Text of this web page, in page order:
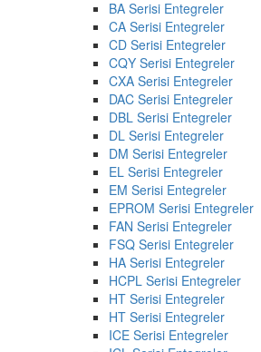
BA Serisi Entegreler
CA Serisi Entegreler
CD Serisi Entegreler
CQY Serisi Entegreler
CXA Serisi Entegreler
DAC Serisi Entegreler
DBL Serisi Entegreler
DL Serisi Entegreler
DM Serisi Entegreler
EL Serisi Entegreler
EM Serisi Entegreler
EPROM Serisi Entegreler
FAN Serisi Entegreler
FSQ Serisi Entegreler
HA Serisi Entegreler
HCPL Serisi Entegreler
HT Serisi Entegreler
HT Serisi Entegreler
ICE Serisi Entegreler